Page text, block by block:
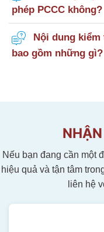
phép PCCC không?
Nội dung kiểm
bao gồm những gì?
Nếu bạn đang cần một
hiệu quả và tận tâm
liên hệ